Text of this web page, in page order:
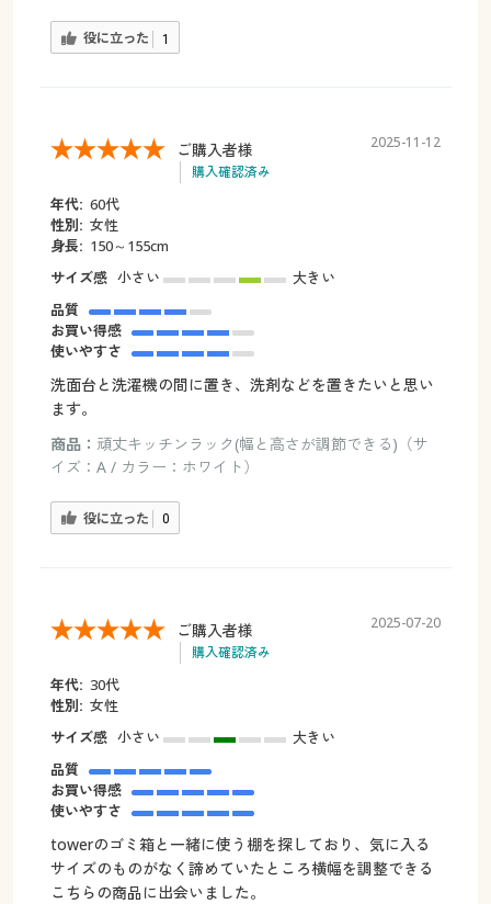
役に立った 1
ご購入者様
購入確認済み
2025-11-12
年代: 60代
性別: 女性
身長: 150～155cm
サイズ感 小さい
大きい
品質
お買い得感
使いやすさ
洗面台と洗濯機の間に置き、洗剤などを置きたいと思い
ます。
商品： 頑丈キッチンラック(幅と高さが調節できる)（サ
イズ：A / カラー：ホワイト）
役に立った 0
ご購入者様
購入確認済み
2025-07-20
年代: 30代
性別: 女性
サイズ感 小さい
大きい
品質
お買い得感
使いやすさ
towerのゴミ箱と一緒に使う棚を探しており、気に入る
サイズのものがなく諦めていたところ横幅を調整できる
こちらの商品に出会いました。